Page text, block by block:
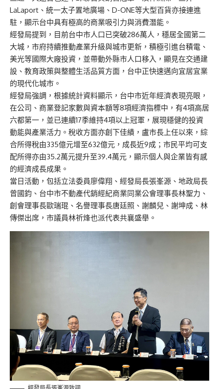
LaLaport、統一太子置地廣場、D-ONE等大型百貨亦接連進
駐，顯示台中具有極高的商業吸引力與消費潛能。
經發局提到，目前台中市人口已突破286萬人，穩居全國第二
大城，市府持續推動產業升級與城市更新，積極引進台積電、
美光等國際大廠投資，並帶動外縣市人口移入，顯見在交通建
設、教育政策與整體生活品質方面，台中正快速邁向宜居宜業
的現代化城市。
經發局強調，根據統計資料顯示，台中市近年經濟表現亮眼，
在公司、商業登記家數與資本額等8項經濟指標中，有4項高居
六都第一，並已連續17季維持4項以上冠軍，展現穩健的投資
動能與產業活力。稅收方面亦創下佳績，盧市長上任以來，綜
合所得稅由335億元增至632億元，成長近9成；市民平均可支
配所得亦由35.2萬元提升至39.4萬元，顯示個人與企業皆有感
的經濟成長成果。
當日活動，包括立法委員廖偉翔、經發局長張峯源、地政局長
曾國鈞、台中市不動產代銷經紀商業同業公會理事長林聖力、
創會理事長歐瑞琨、名譽理事長唐廷照、謝麟兒、謝坤成、林
傳傑出席，市議員林祈烽也派代表共襄盛舉。